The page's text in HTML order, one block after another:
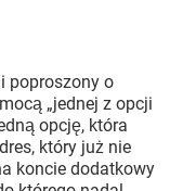
poproszony o
„jednej z opcji
opcję, która
który już nie
koncie dodatkowy